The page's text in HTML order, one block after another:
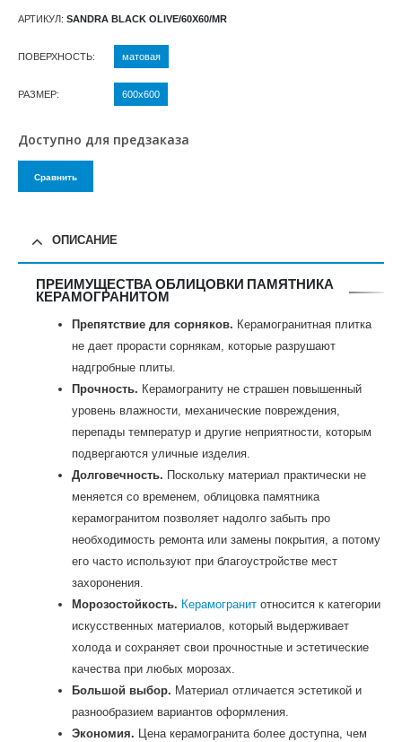
АРТИКУЛ: SANDRA BLACK OLIVE/60X60/MR
ПОВЕРХНОСТЬ матовая
РАЗМЕР 600х600
Доступно для предзаказа
Сравнить
ОПИСАНИЕ
ПРЕИМУЩЕСТВА ОБЛИЦОВКИ ПАМЯТНИКА
КЕРАМОГРАНИТОМ
Препятствие для сорняков. Керамогранитная плитка
не дает прорасти сорнякам, которые разрушают
надгробные плиты.
Прочность. Керамограниту не страшен повышенный
уровень влажности, механические повреждения,
перепады температур и другие неприятности, которым
подвергаются уличные изделия.
Долговечность. Поскольку материал практически не
меняется со временем, облицовка памятника
керамогранитом позволяет надолго забыть про
необходимость ремонта или замены покрытия, а потому
его часто используют при благоустройстве мест
захоронения.
Морозостойкость. Керамогранит относится к категории
искусственных материалов, который выдерживает
холода и сохраняет свои прочностные и эстетические
качества при любых морозах.
Большой выбор. Материал отличается эстетикой и
разнообразием вариантов оформления.
Экономия. Цена керамогранита более доступна, чем